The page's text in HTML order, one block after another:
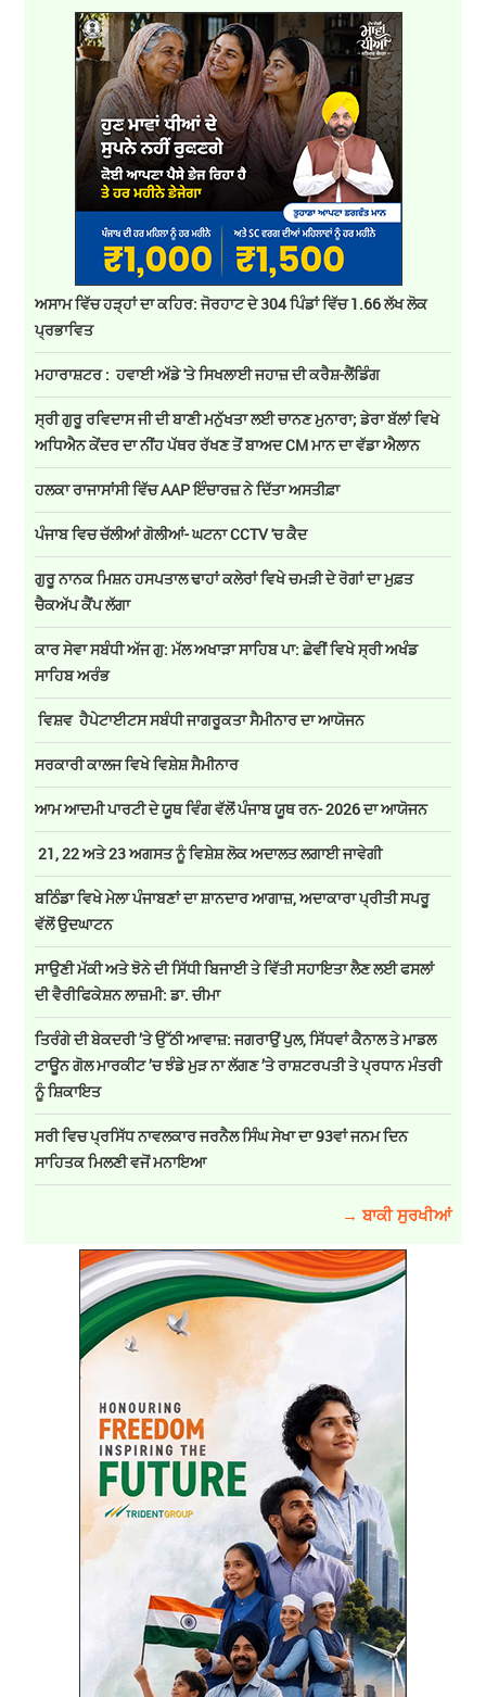
ਅਸਾਮ ਵਿੱਚ ਹੜ੍ਹਾਂ ਦਾ ਕਹਿਰ: ਜੋਰਹਾਟ ਦੇ 304 ਪਿੰਡਾਂ ਵਿੱਚ 1.66 ਲੱਖ ਲੋਕ
ਪ੍ਰਭਾਵਿਤ
ਮਹਾਰਾਸ਼ਟਰ : ਹਵਾਈ ਅੱਡੇ 'ਤੇ ਸਿਖਲਾਈ ਜਹਾਜ਼ ਦੀ ਕਰੈਸ਼-ਲੈਂਡਿੰਗ
ਸ੍ਰੀ ਗੁਰੂ ਰਵਿਦਾਸ ਜੀ ਦੀ ਬਾਣੀ ਮਨੁੱਖਤਾ ਲਈ ਚਾਨਣ ਮੁਨਾਰਾ; ਡੇਰਾ ਬੱਲਾਂ ਵਿਖੇ
ਅਧਿਐਨ ਕੇਂਦਰ ਦਾ ਨੀਂਹ ਪੱਥਰ ਰੱਖਣ ਤੋਂ ਬਾਅਦ CM ਮਾਨ ਦਾ ਵੱਡਾ ਐਲਾਨ
ਹਲਕਾ ਰਾਜਾਸਾਂਸੀ ਵਿੱਚ AAP ਇੰਚਾਰਜ਼ ਨੇ ਦਿੱਤਾ ਅਸਤੀਫ਼ਾ
ਪੰਜਾਬ ਵਿਚ ਚੱਲੀਆਂ ਗੋਲੀਆਂ- ਘਟਨਾ CCTV 'ਚ ਕੈਦ
ਗੁਰੂ ਨਾਨਕ ਮਿਸ਼ਨ ਹਸਪਤਾਲ ਢਾਹਾਂ ਕਲੇਰਾਂ ਵਿਖੇ ਚਮੜੀ ਦੇ ਰੋਗਾਂ ਦਾ ਮੁਫ਼ਤ
ਚੈਕਅੱਪ ਕੈਂਪ ਲੱਗਾ
ਕਾਰ ਸੇਵਾ ਸਬੰਧੀ ਅੱਜ ਗੁ: ਮੱਲ ਅਖਾੜਾ ਸਾਹਿਬ ਪਾ: ਛੇਵੀਂ ਵਿਖੇ ਸ੍ਰੀ ਅਖੰਡ
ਸਾਹਿਬ ਅਰੰਭ
ਵਿਸ਼ਵ ਹੈਪੇਟਾਈਟਸ ਸਬੰਧੀ ਜਾਗਰੂਕਤਾ ਸੈਮੀਨਾਰ ਦਾ ਆਯੋਜਨ
ਸਰਕਾਰੀ ਕਾਲਜ ਵਿਖੇ ਵਿਸ਼ੇਸ਼ ਸੈਮੀਨਾਰ
ਆਮ ਆਦਮੀ ਪਾਰਟੀ ਦੇ ਯੂਥ ਵਿੰਗ ਵੱਲੋਂ ਪੰਜਾਬ ਯੂਥ ਰਨ- 2026 ਦਾ ਆਯੋਜਨ
21, 22 ਅਤੇ 23 ਅਗਸਤ ਨੂੰ ਵਿਸ਼ੇਸ਼ ਲੋਕ ਅਦਾਲਤ ਲਗਾਈ ਜਾਵੇਗੀ
ਬਠਿੰਡਾ ਵਿਖੇ ਮੇਲਾ ਪੰਜਾਬਣਾਂ ਦਾ ਸ਼ਾਨਦਾਰ ਆਗਾਜ਼, ਅਦਾਕਾਰਾ ਪ੍ਰੀਤੀ ਸਪਰੂ
ਵੱਲੋਂ ਉਦਘਾਟਨ
ਸਾਉਣੀ ਮੱਕੀ ਅਤੇ ਝੋਨੇ ਦੀ ਸਿੱਧੀ ਬਿਜਾਈ ਤੇ ਵਿੱਤੀ ਸਹਾਇਤਾ ਲੈਣ ਲਈ ਫਸਲਾਂ
ਦੀ ਵੈਰੀਫਿਕੇਸ਼ਨ ਲਾਜ਼ਮੀ: ਡਾ. ਚੀਮਾ
ਤਿਰੰਗੇ ਦੀ ਬੇਕਦਰੀ ’ਤੇ ਉੱਠੀ ਆਵਾਜ਼: ਜਗਰਾਉਂ ਪੁਲ, ਸਿੱਧਵਾਂ ਕੈਨਾਲ ਤੇ ਮਾਡਲ
ਟਾਊਨ ਗੋਲ ਮਾਰਕੀਟ ’ਚ ਝੰਡੇ ਮੁੜ ਨਾ ਲੱਗਣ ’ਤੇ ਰਾਸ਼ਟਰਪਤੀ ਤੇ ਪ੍ਰਧਾਨ ਮੰਤਰੀ
ਨੂੰ ਸ਼ਿਕਾਇਤ
ਸਰੀ ਵਿਚ ਪ੍ਰਸਿੱਧ ਨਾਵਲਕਾਰ ਜਰਨੈਲ ਸਿੰਘ ਸੇਖਾ ਦਾ 93ਵਾਂ ਜਨਮ ਦਿਨ
ਸਾਹਿਤਕ ਮਿਲਣੀ ਵਜੋਂ ਮਨਾਇਆ
→ ਬਾਕੀ ਸੁਰਖੀਆਂ